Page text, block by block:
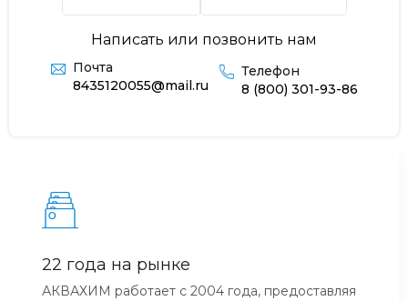
Написать или позвонить нам
Почта
8435120055@mail.ru
Телефон
8 (800) 301-93-86
22 года на рынке
АКВАХИМ работает с 2004 года, предоставляя